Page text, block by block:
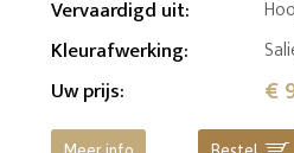
Vervaardigd uit:
Kleurafwerking:
Uw prijs: €